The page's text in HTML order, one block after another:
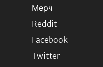
Мерч
Reddit
Facebook
Twitter